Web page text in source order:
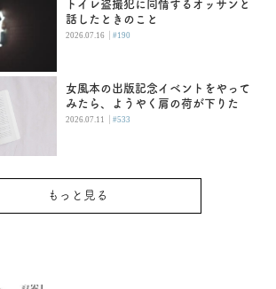
トイレ盗撮犯に同情するオッサンと
話したときのこと
2026.07.16 |#190
女風本の出版記念イベントをやって
みたら、ようやく肩の荷が下りた
2026.07.11 |#533
もっと見る